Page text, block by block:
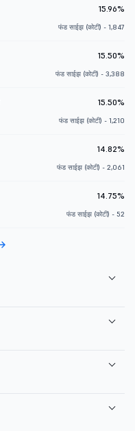
15.96%
फंड साईझ (कोटी) - 1,847
15.50%
फंड साईझ (कोटी) - 3,388
15.50%
फंड साईझ (कोटी) - 1,210
14.82%
फंड साईझ (कोटी) - 2,061
14.75%
फंड साईझ (कोटी) - 52